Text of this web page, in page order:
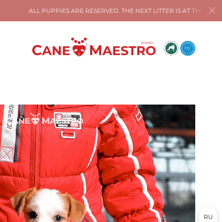
RU
ARE RESERVED. THE NEXT LITTER IS AT THE END OF 2025!